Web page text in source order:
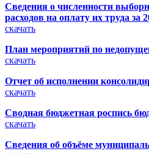
Сведения о численности
расходов на оплату их труда за
скачать
План мероприятий по
скачать
Отчет об исполнении
скачать
Сводная бюджетная роспись
скачать
Сведения об объёме